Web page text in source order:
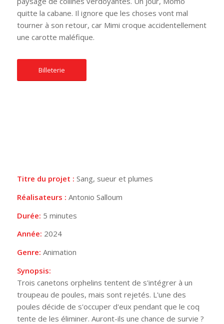
quitte la cabane. Il ignore que les choses vont mal
tourner à son retour, car Mimi croque accidentellement
une carotte maléfique.
Billeterie
Titre du projet : Sang, sueur et plumes
Réalisateurs : Antonio Salloum
Durée: 5 minutes
Année: 2024
Genre: Animation
Synopsis:
Trois canetons orphelins tentent de s'intégrer à un
troupeau de poules, mais sont rejetés. L'une des
poules décide de s'occuper d'eux pendant que le coq
tente de les éliminer. Auront-ils une chance de survie ?